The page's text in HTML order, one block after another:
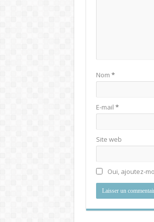
Nom *
E-mail *
Site web
Oui, ajoutez-